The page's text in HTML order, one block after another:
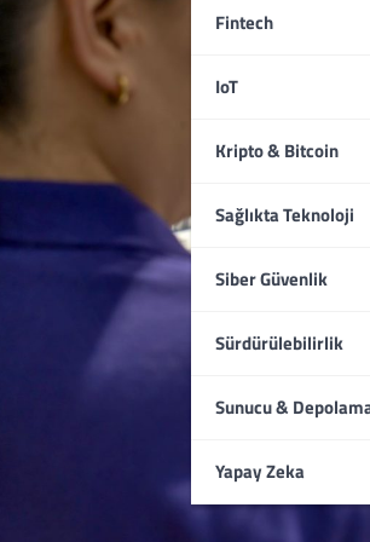
Fintech
IoT
Kripto & Bitcoin
Sağlıkta Teknoloji
Siber Güvenlik
Sürdürülebilirlik
Sunucu &
Yapay Zeka